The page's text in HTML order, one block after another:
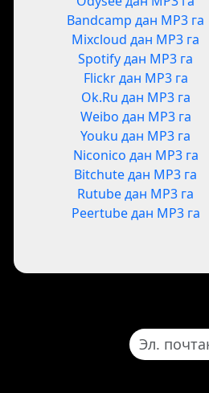
Bandcamp дан MP3 га
Mixcloud дан MP3 га
Spotify дан MP3 га
Flickr дан MP3 га
Ok.Ru дан MP3 га
Weibo дан MP3 га
Youku дан MP3 га
Niconico дан MP3 га
Bitchute дан MP3 га
Rutube дан MP3 га
Peertube дан MP3 га